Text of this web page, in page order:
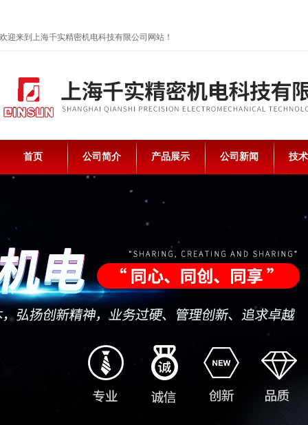
欢迎来到上海千实精密机电科技有限公司网站！
首页 公司简介 产品展示 公司新闻 技